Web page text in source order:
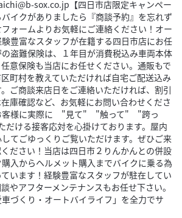
sox.co.jp【四日市店限定キャンペー
イクがありましたら『商談予約』を忘れず
ォームよりお気軽にご連絡ください！オー
豊富なスタッフが在籍する四日市店にお任
盗難保険は、１年目が消費税込み車両本体
意保険も当店にお任せください。通販もで
町村を教えていただければ自宅ご配送込み
ご商談来店日をご連絡いただければ、割引
庫確認など、お気軽にお問い合わせくださ
客様に実際に "見て" "触って" "跨っ
ける接客応対を心掛けております。屋内
てごゆっくりご覧いただけます。ぜひご来
ださい！当店は四日市２りんかんとの併設
入からヘルメット購入までバイクに乗る為
います！経験豊富なスタッフが駐在してい
やアフターメンテナンスもお任せ下さい。
車づくり・オートバイライフ」を全力でサ